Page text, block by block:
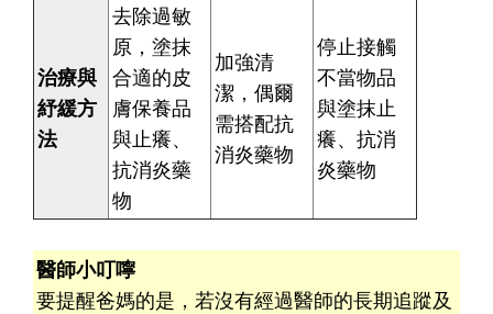
治療與
紓緩方
法
去除過敏
原，塗抹
合適的皮
膚保養品
與止癢、
抗消炎藥
物
加強清
潔，偶爾
需搭配抗
消炎藥物
停止接觸
不當物品
與塗抹止
癢、抗消
炎藥物
醫師小叮嚀
要提醒爸媽的是，若沒有經過醫師的長期追蹤及